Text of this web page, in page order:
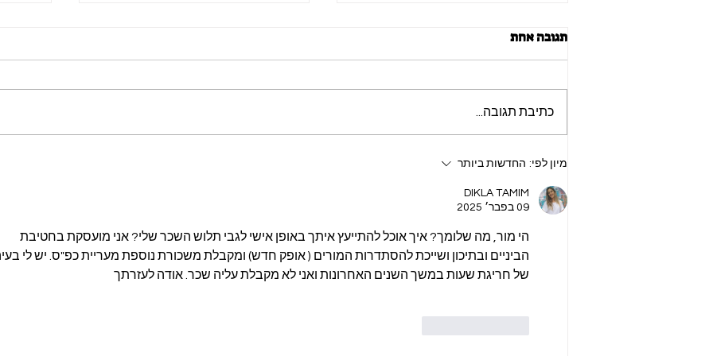
מה מניע אותי לעזור למורים
תגובה אחת
כתיבת תגובה...
מיון לפי: החדשות ביותר
DIKLA TAMIM
09 בפבר׳ 2025
הי מור, מה שלומך? איך אוכל להתייעץ איתך באופן אישי לגבי תלוש השכר שלי? אני מועסקת בחטיבת
הביניים ובתיכון ושייכת להסתדרות המורים ( אופק חדש) ומקבלת משכורת נוספת מעריית כפ"ס. יש לי
של חריגת שעות במשך השנים האחרונות ואני לא מקבלת עליה שכר. אודה לעזרתך